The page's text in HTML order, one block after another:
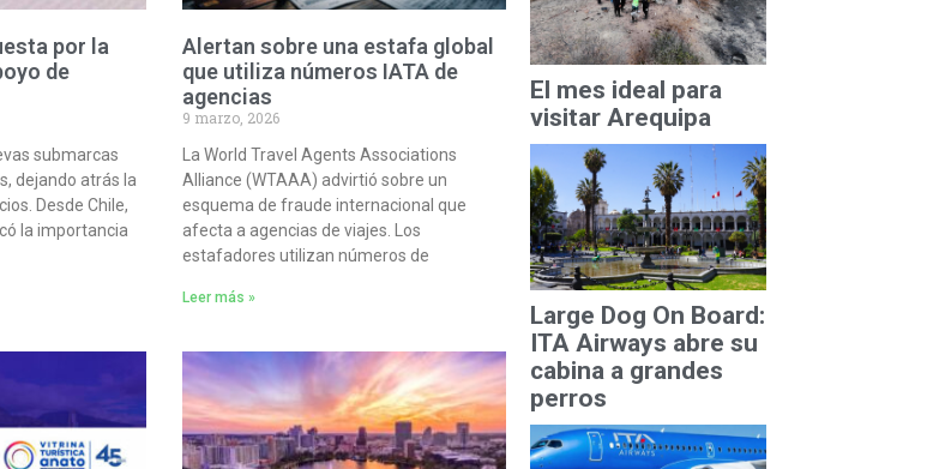
por la
de
submarcas
dejando atrás la
Desde Chile,
la importancia
Alertan sobre una estafa global
que utiliza números IATA de
agencias
9 marzo, 2026
La World Travel Agents Associations
Alliance (WTAAA) advirtió sobre un
esquema de fraude internacional que
afecta a agencias de viajes. Los
estafadores utilizan números de
Leer más »
El mes ideal para
visitar Arequipa
Large Dog On Board:
ITA Airways abre su
cabina a grandes
perros